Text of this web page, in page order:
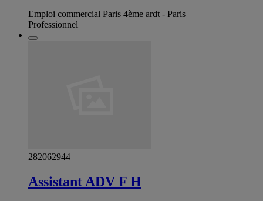
Emploi commercial Paris 4ème ardt - Paris
Professionnel
282062944
Assistant ADV F H